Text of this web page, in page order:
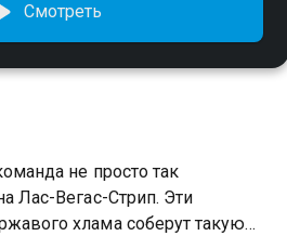
Смотреть
не просто так
Лас-Вегас-Стрип. Эти
хлама соберут такую